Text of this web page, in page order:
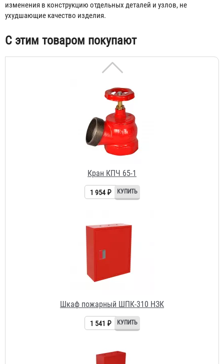
изменения в конструкцию отдельных деталей и узлов, не
ухудшающие качество изделия.
С этим товаром покупают
Кран КПЧ 65-1
1 954 ₽
1 541 ₽
2 882 ₽